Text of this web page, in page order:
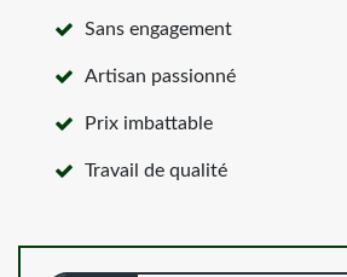
Sans engagement
Artisan passionné
Prix imbattable
Travail de qualité